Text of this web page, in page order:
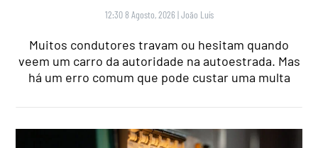
12:30 8 Agosto, 2026 |João Luís
Muitos condutores travam ou hesitam quando
veem um carro da autoridade na autoestrada. Mas
há um erro comum que pode custar uma multa